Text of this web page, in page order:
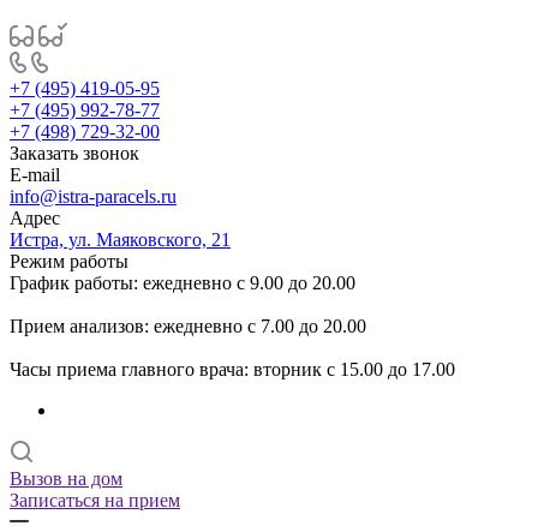
+7 (495) 419-05-95
+7 (495) 992-78-77
+7 (498) 729-32-00
Заказать звонок
E-mail
info@istra-paracels.ru
Адрес
Истра, ул. Маяковского, 21
Режим работы
График работы: ежедневно с 9.00 до 20.00
Прием анализов: ежедневно с 7.00 до 20.00
Часы приема главного врача: вторник с 15.00 до 17.00
Вызов на дом
Записаться на прием